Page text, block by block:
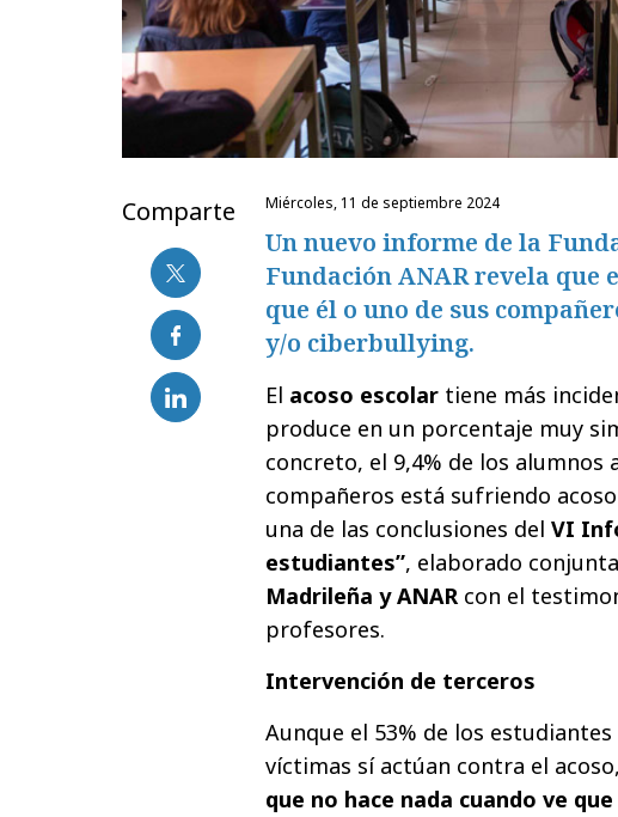
Comparte miércoles, 11 de septiembre 2024
Un nuevo informe de la
Fundación ANAR revela que
que él o uno de sus
y/o ciberbullying.
El acoso escolar tiene más
produce en un porcentaje muy
concreto, el 9,4% de los alumnos
compañeros está sufriendo
una de las conclusiones del VI
estudiantes”, elaborado
Madrileña y ANAR con el
profesores.
Intervención de terceros
Aunque el 53% de los
víctimas sí actúan contra el acoso,
que no hace nada cuando ve